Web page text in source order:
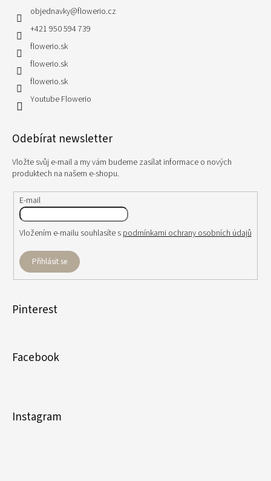
objednavky@flowerio.cz
+421 950 594 739
flowerio.sk
flowerio.sk
flowerio.sk
Youtube Flowerio
Odebírat newsletter
Vložte svůj e-mail a my vám budeme zasílat informace o nových
produktech na našem e-shopu.
E-mail
Vložením e-mailu souhlasíte spodmínkami ochrany osobních údajů
Přihlásit se
Pinterest
Facebook
Instagram